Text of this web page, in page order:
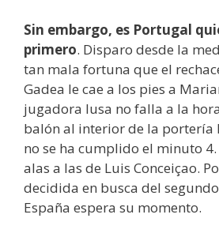
Sin embargo, es Portugal
primero. Disparo desde la
tan mala fortuna que el
Gadea le cae a los pies a
jugadora lusa no falla a la
balón al interior de la portería
no se ha cumplido el minuto
alas a las de Luis Conceiçao.
decidida en busca del
España espera su momento.